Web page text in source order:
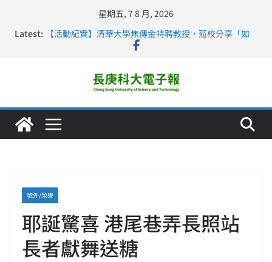
星期五, 7 8 月, 2026
Latest:
【活動紀實】清華大學焦傳金特聘教授，蒞校分享「如
長庚科大連四年穩居《遠見》醫學大學第5名 辦學實力再
深化永續醫療 長庚科大攜菲、印頂尖大學跨國合作
長庚科大護理系勇奪2026羅馬尼亞歐洲盃國際發明展雙
金牌暨雙特別獎 AI智慧照護與護理教育創新獲國際肯定
號外/榮譽
耶誕驚喜 港尾巷弄長照站
長者獻舞送糖